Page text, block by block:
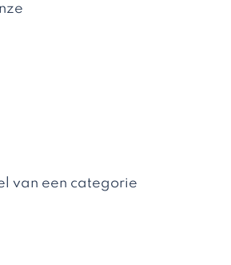
van een categorie